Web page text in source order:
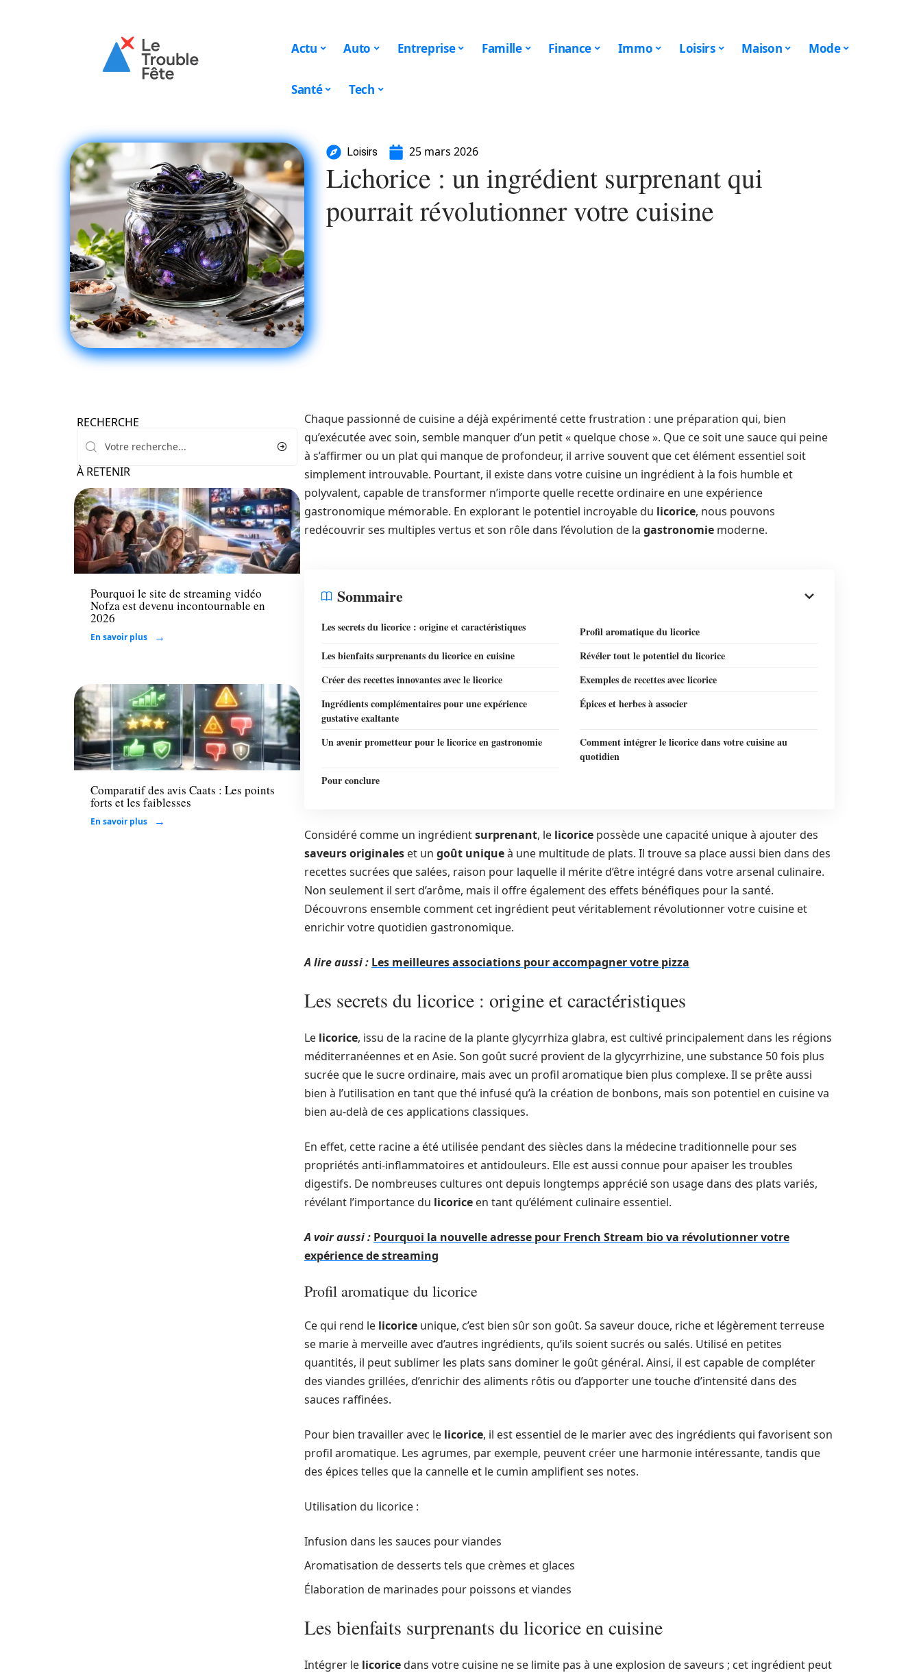
Actu Auto Entreprise Famille Finance Immo Loisirs Maison Mode
Santé Tech
Loisirs 25 mars 2026
Lichorice : un ingrédient surprenant qui
pourrait révolutionner votre cuisine
RECHERCHE
À RETENIR
Loisirs
Pourquoi le site de streaming vidéo
Nofza est devenu incontournable en
2026
En savoir plus
Tech
Comparatif des avis Caats : Les points
forts et les faiblesses
En savoir plus
Chaque passionné de cuisine a déjà expérimenté cette frustration : une préparation qui, bien
qu’exécutée avec soin, semble manquer d’un petit « quelque chose ». Que ce soit une sauce qui peine
à s’affirmer ou un plat qui manque de profondeur, il arrive souvent que cet élément essentiel soit
simplement introuvable. Pourtant, il existe dans votre cuisine un ingrédient à la fois humble et
polyvalent, capable de transformer n’importe quelle recette ordinaire en une expérience
gastronomique mémorable. En explorant le potentiel incroyable du licorice, nous pouvons
redécouvrir ses multiples vertus et son rôle dans l’évolution de la gastronomie moderne.
Sommaire
Les secrets du licorice : origine et caractéristiques
Profil aromatique du licorice
Les bienfaits surprenants du licorice en cuisine
Révéler tout le potentiel du licorice
Créer des recettes innovantes avec le licorice
Exemples de recettes avec licorice
Ingrédients complémentaires pour une expérience
gustative exaltante
Épices et herbes à associer
Un avenir prometteur pour le licorice en gastronomie
Comment intégrer le licorice dans votre cuisine au
quotidien
Pour conclure
Considéré comme un ingrédientsurprenant, le licorice possède une capacité unique à ajouter des
saveurs originales et un goût uniqueà une multitude de plats. Il trouve sa place aussi bien dans des
recettes sucrées que salées, raison pour laquelle il mérite d’être intégré dans votre arsenal culinaire.
Non seulement il sert d’arôme, mais il offre également des effets bénéfiques pour la santé.
Découvrons ensemble comment cet ingrédient peut véritablement révolutionner votre cuisine et
enrichir votre quotidien gastronomique.
A lire aussi : Les meilleures associations pour accompagner votre pizza
Les secrets du licorice : origine et caractéristiques
Le licorice, issu de la racine de la plante glycyrrhiza glabra, est cultivé principalement dans les régions
méditerranéennes et en Asie. Son goût sucré provient de la glycyrrhizine, une substance 50 fois plus
sucrée que le sucre ordinaire, mais avec un profil aromatique bien plus complexe. Il se prête aussi
bien à l’utilisation en tant que thé infusé qu’à la création de bonbons, mais son potentiel en cuisine va
bien au-delà de ces applications classiques.
En effet, cette racine a été utilisée pendant des siècles dans la médecine traditionnelle pour ses
propriétés anti-inflammatoires et antidouleurs. Elle est aussi connue pour apaiser les troubles
digestifs. De nombreuses cultures ont depuis longtemps apprécié son usage dans des plats variés,
révélant l’importance du licorice en tant qu’élément culinaire essentiel.
A voir aussi : Pourquoi la nouvelle adresse pour French Stream bio va révolutionner votre
expérience de streaming
Profil aromatique du licorice
Ce qui rend le licorice unique, c’est bien sûr son goût. Sa saveur douce, riche et légèrement terreuse
se marie à merveille avec d’autres ingrédients, qu’ils soient sucrés ou salés. Utilisé en petites
quantités, il peut sublimer les plats sans dominer le goût général. Ainsi, il est capable de compléter
des viandes grillées, d’enrichir des aliments rôtis ou d’apporter une touche d’intensité dans des
sauces raffinées.
Pour bien travailler avec le licorice, il est essentiel de le marier avec des ingrédients qui favorisent son
profil aromatique. Les agrumes, par exemple, peuvent créer une harmonie intéressante, tandis que
des épices telles que la cannelle et le cumin amplifient ses notes.
Utilisation du licorice :
Infusion dans les sauces pour viandes
Aromatisation de desserts tels que crèmes et glaces
Élaboration de marinades pour poissons et viandes
Les bienfaits surprenants du licorice en cuisine
Intégrer le licoricedans votre cuisine ne se limite pas à une explosion de saveurs ; cet ingrédient peut